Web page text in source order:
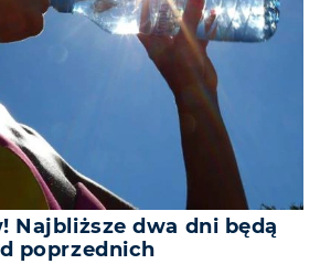
Najbliższe dwa dni będą
poprzednich